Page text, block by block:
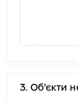
3. Об'єкти